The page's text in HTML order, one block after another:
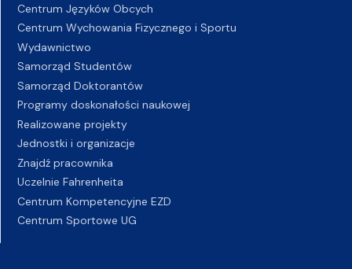
Centrum Języków Obcych
Centrum Wychowania Fizycznego i Sportu
Wydawnictwo
Samorząd Studentów
Samorząd Doktorantów
Programy doskonałości naukowej
Realizowane projekty
Jednostki i organizacje
Znajdź pracownika
Uczelnie Fahrenheita
Centrum Kompetencyjne EZD
Centrum Sportowe UG